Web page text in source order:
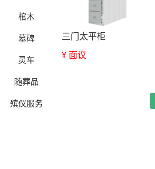
棺木
墓碑
灵车
随葬品
殡仪服务
三门太平柜
¥ 面议